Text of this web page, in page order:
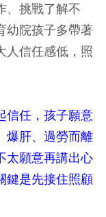
、挑戰了解不
幼院孩子多帶著
人信任感低，照
信任，孩子願意
爆肝、過勞而離
太願意再講出心
鍵是先接住照顧